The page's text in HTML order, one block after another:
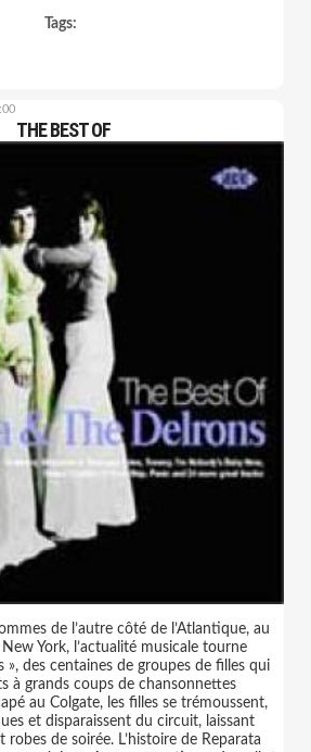
Tags:
THE BEST OF
de l’autre côté de l’Atlantique, au
York, l’actualité musicale tourne
», des centaines de groupes de filles qui
à grands coups de chansonnettes
au Colgate, les filles se trémoussent,
et disparaissent du circuit, laissant
robes de soirée. L’histoire de Reparata